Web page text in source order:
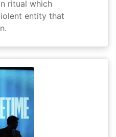
ritual which
entity that